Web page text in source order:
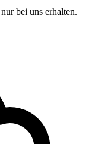
bei uns erhalten.